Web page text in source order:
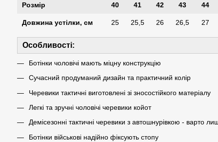
Розмір 40 41 42 43 44
Довжина устілки, см 25 25,5 26 26,5 27
Особливості:
Ботінки чоловічі мають міцну конструкцію
Сучасний продуманий дизайн та практичний колір
Черевики тактичні виготовлені зі зносостійкого матеріалу
Легкі та зручні чоловічі черевики койот
Демісезонні тактичні черевики з автошнурівкою - варто
Ботінки військові надійно фіксують стопу